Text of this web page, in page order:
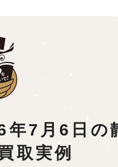
7月6日の
取実例